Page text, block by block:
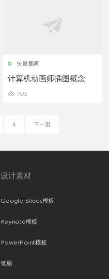
矢量插画
计算机动画师插图概念
705
4 下一页
设计素材
Google Slides模板
Keynote模板
PowerPoint模板
笔刷